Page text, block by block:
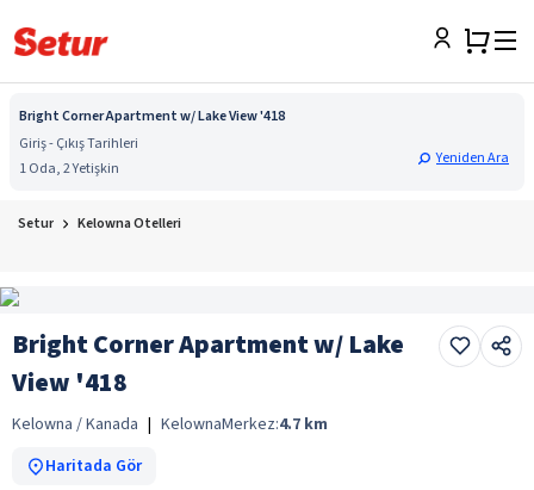
Bright Corner Apartment w/ Lake View '418
Giriş - Çıkış Tarihleri
1 Oda, 2 Yetişkin
Yeniden Ara
Setur Kelowna Otelleri
Bright Corner Apartment w/ Lake
View '418
Kelowna / Kanada | KelownaMerkez:4.7 km
Haritada Gör